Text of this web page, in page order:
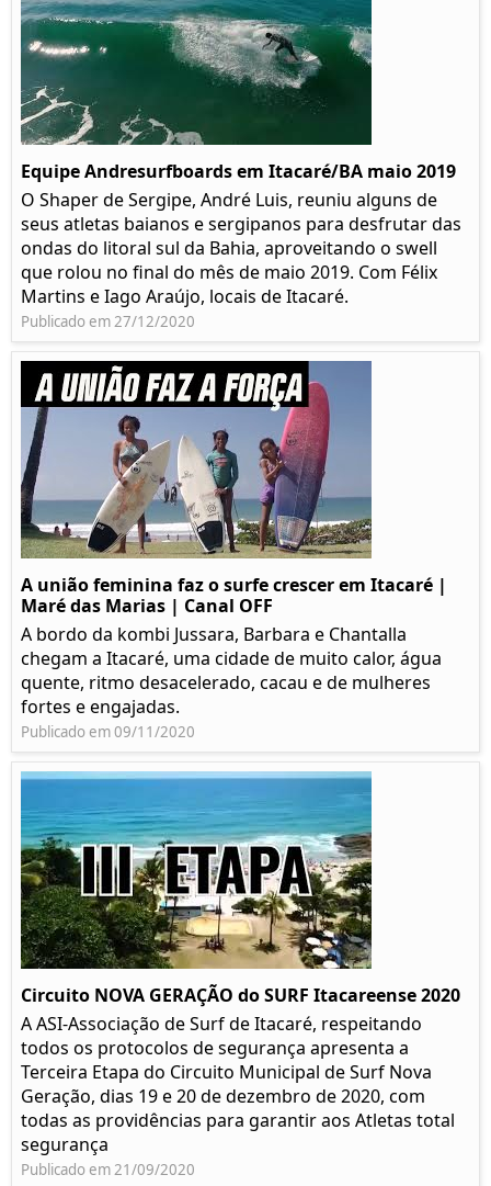
Equipe Andresurfboards em Itacaré/BA maio 2019
O Shaper de Sergipe, André Luis, reuniu alguns de
seus atletas baianos e sergipanos para desfrutar das
ondas do litoral sul da Bahia, aproveitando o swell
que rolou no final do mês de maio 2019. Com Félix
Martins e Iago Araújo, locais de Itacaré.
Publicado em 27/12/2020
A união feminina faz o surfe crescer em Itacaré |
Maré das Marias | Canal OFF
A bordo da kombi Jussara, Barbara e Chantalla
chegam a Itacaré, uma cidade de muito calor, água
quente, ritmo desacelerado, cacau e de mulheres
fortes e engajadas.
Publicado em 09/11/2020
Circuito NOVA GERAÇÃO do SURF Itacareense 2020
A ASI-Associação de Surf de Itacaré, respeitando
todos os protocolos de segurança apresenta a
Terceira Etapa do Circuito Municipal de Surf Nova
Geração, dias 19 e 20 de dezembro de 2020, com
todas as providências para garantir aos Atletas total
segurança
Publicado em 21/09/2020